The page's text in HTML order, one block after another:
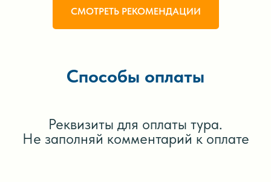
СМОТРЕТЬ РЕКОМЕНДАЦИИ
Способы оплаты
Реквизиты для оплаты тура.
Не заполняй комментарий к оплате